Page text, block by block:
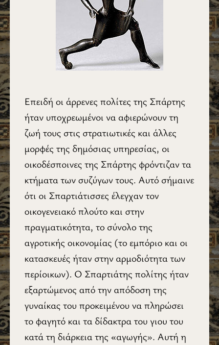
Επειδή οι άρρενες πολίτες της Σπάρτης
ήταν υποχρεωμένοι να αφιερώνουν τη
ζωή τους στις στρατιωτικές και άλλες
μορφές της δημόσιας υπηρεσίας, οι
οικοδέσποινες της Σπάρτης φρόντιζαν τα
κτήματα των συζύγων τους. Αυτό σήμαινε
ότι οι Σπαρτιάτισσες έλεγχαν τον
οικογενειακό πλούτο και στην
πραγματικότητα, το σύνολο της
αγροτικής οικονομίας (το εμπόριο και οι
κατασκευές ήταν στην αρμοδιότητα των
περίοικων). Ο Σπαρτιάτης πολίτης ήταν
εξαρτώμενος από την απόδοση της
γυναίκας του προκειμένου να πληρώσει
το φαγητό και τα δίδακτρα του γιου του
κατά τη διάρκεια της «αγωγής». Αυτή η